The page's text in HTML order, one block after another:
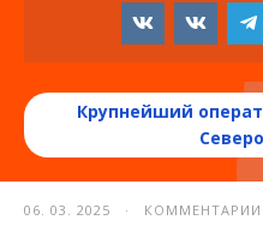
Крупнейший
06. 03. 2025 ·